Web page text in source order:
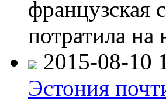
французская
потратила на
2015-08-10
Эстония